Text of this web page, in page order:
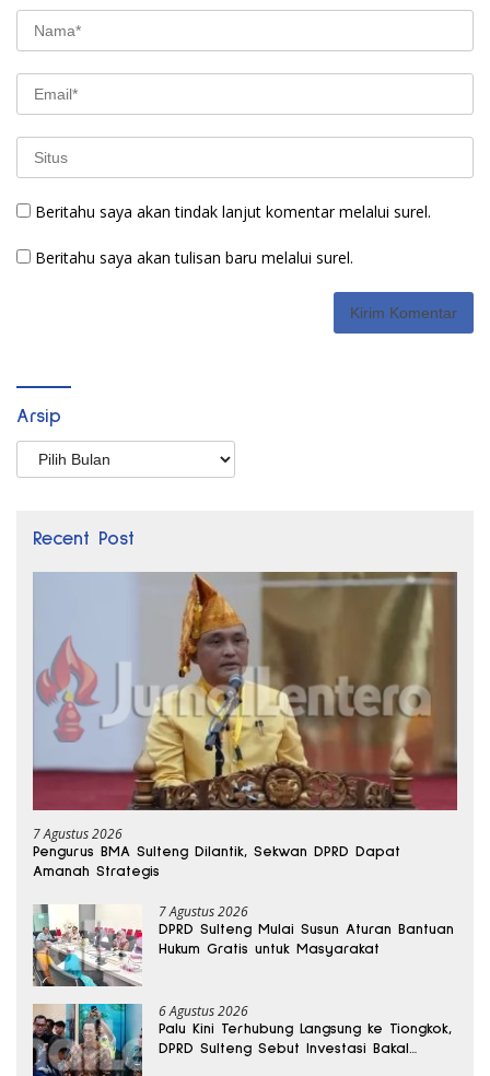
Beritahu saya akan tindak lanjut komentar melalui surel.
Beritahu saya akan tulisan baru melalui surel.
Arsip
Arsip
Recent Post
7 Agustus 2026
Pengurus BMA Sulteng Dilantik, Sekwan DPRD Dapat
Amanah Strategis
7 Agustus 2026
DPRD Sulteng Mulai Susun Aturan Bantuan
Hukum Gratis untuk Masyarakat
6 Agustus 2026
Palu Kini Terhubung Langsung ke Tiongkok,
DPRD Sulteng Sebut Investasi Bakal